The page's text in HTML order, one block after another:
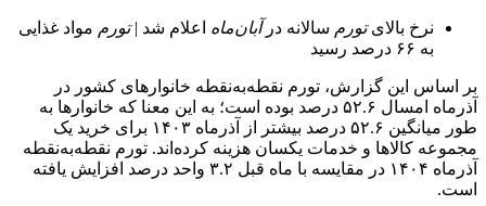
نرخ بالایتورم سالانه درآبان‌ماه اعلام شد |تورم مواد غذایی
به ۶۶ درصد رسید
بر اساس این گزارش، تورم نقطه‌به‌نقطه خانوارهای کشور در
آذرماه امسال ۵۲.۶ درصد بوده است؛ به این معنا که خانوارها به
طور میانگین ۵۲.۶ درصد بیشتر از آذرماه ۱۴۰۳ برای خرید یک
مجموعه کالاها و خدمات یکسان هزینه کرده‌اند. تورم نقطه‌به‌نقطه
آذرماه ۱۴۰۴ در مقایسه با ماه قبل ۳.۲ واحد درصد افزایش یافته
است.